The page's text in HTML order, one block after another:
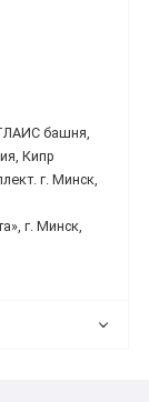
башня,
Кипр
г. Минск,
г. Минск,